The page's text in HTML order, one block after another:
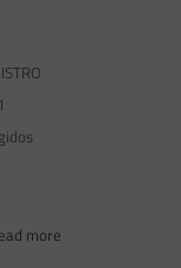
more